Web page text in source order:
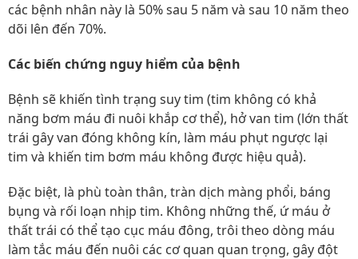
các bệnh nhân này là 50% sau 5 năm và sau 10 năm theo
dõi lên đến 70%.
Các biến chứng nguy hiểm của bệnh
Bệnh sẽ khiến tình trạng suy tim (tim không có khả
năng bơm máu đi nuôi khắp cơ thể), hở van tim (lớn thất
trái gây van đóng không kín, làm máu phụt ngược lại
tim và khiến tim bơm máu không được hiệu quả).
Đặc biệt, là phù toàn thân, tràn dịch màng phổi, báng
bụng và rối loạn nhịp tim. Không những thế, ứ máu ở
thất trái có thể tạo cục máu đông, trôi theo dòng máu
làm tắc máu đến nuôi các cơ quan quan trọng, gây đột